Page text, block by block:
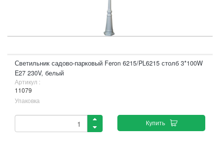
Светильник садово-парковый Feron 6215/PL6215 столб 3*100W
E27 230V, белый
Артикул :
11079
Упаковка
Купить